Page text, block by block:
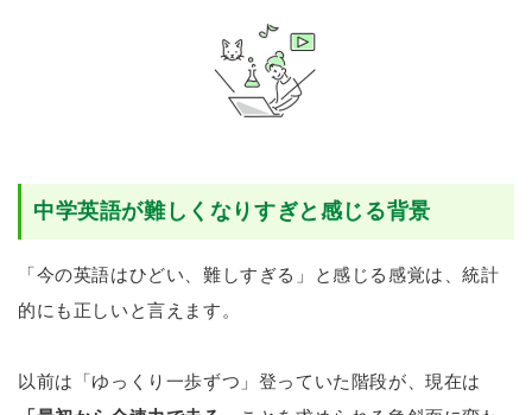
中学英語が難しくなりすぎと感じる背景
「今の英語はひどい、難しすぎる」と感じる感覚は、統計
的にも正しいと言えます。
以前は「ゆっくり一歩ずつ」登っていた階段が、現在は